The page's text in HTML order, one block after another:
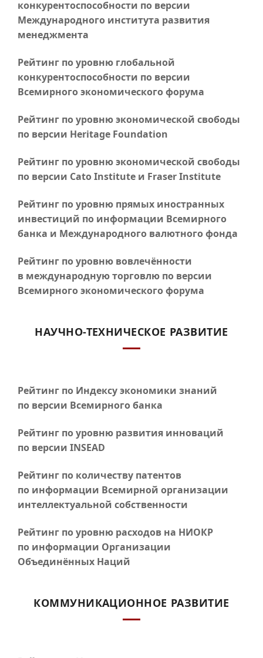
конкурентоспособности по версии
Международного института развития
менеджмента
Рейтинг по уровню глобальной
конкурентоспособности по версии
Всемирного экономического форума
Рейтинг по уровню экономической свободы
по версии Heritage Foundation
Рейтинг по уровню экономической свободы
по версии Cato Institute и Fraser Institute
Рейтинг по уровню прямых иностранных
инвестиций по информации Всемирного
банка и Международного валютного фонда
Рейтинг по уровню вовлечённости
в международную торговлю по версии
Всемирного экономического форума
НАУЧНО-ТЕХНИЧЕСКОЕ РАЗВИТИЕ
Рейтинг по Индексу экономики знаний
по версии Всемирного банка
Рейтинг по уровню развития инноваций
по версии INSEAD
Рейтинг по количеству патентов
по информации Всемирной организации
интеллектуальной собственности
Рейтинг по уровню расходов на НИОКР
по информации Организации
Объединённых Наций
КОММУНИКАЦИОННОЕ РАЗВИТИЕ